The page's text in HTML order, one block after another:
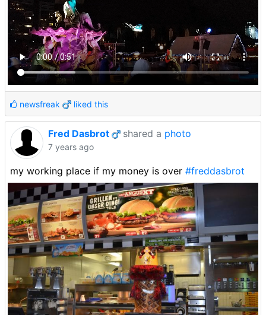
newsfreak liked this
Fred Dasbrot shared a photo
7 years ago
my working place if my money is over #freddasbrot